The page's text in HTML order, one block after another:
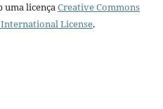
uma licençaCreative Commons
License.